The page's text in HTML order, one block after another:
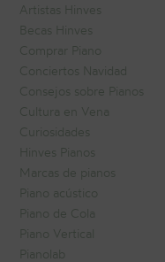
Artistas Hinves
Becas Hinves
Comprar Piano
Conciertos Navidad
Consejos sobre Pianos
Cultura en Vena
Curiosidades
Hinves Pianos
Marcas de pianos
Piano acústico
Piano de Cola
Piano Vertical
Pianolab